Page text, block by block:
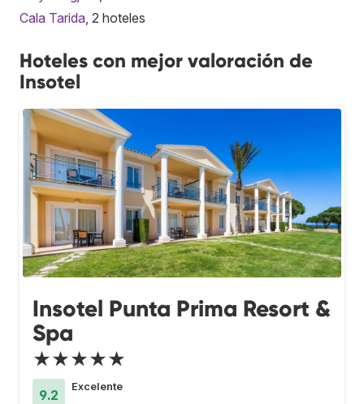
Cala Tarida , 2 hoteles
Hoteles con mejor valoración de
Insotel
Insotel Punta Prima Resort &
Spa
★★★★★
9.2
Excelente